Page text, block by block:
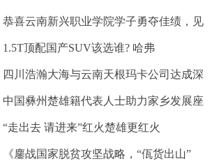
恭喜云南新兴职业学院学子勇夺佳绩，见
1.5T顶配国产SUV该选谁? 哈弗
四川浩瀚大海与云南天根玛卡公司达成深
中国彝州楚雄籍代表人士助力家乡发展座
“走出去 请进来”红火楚雄更红火
《鏖战国家脱贫攻坚战略，“佤货出山”